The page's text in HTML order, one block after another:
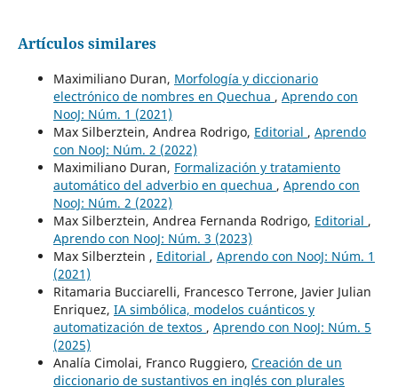
Artículos similares
Maximiliano Duran, Morfología y diccionario
electrónico de nombres en Quechua , Aprendo con
NooJ: Núm. 1 (2021)
Max Silberztein, Andrea Rodrigo, Editorial , Aprendo
con NooJ: Núm. 2 (2022)
Maximiliano Duran, Formalización y tratamiento
automático del adverbio en quechua , Aprendo con
NooJ: Núm. 2 (2022)
Max Silberztein, Andrea Fernanda Rodrigo, Editorial ,
Aprendo con NooJ: Núm. 3 (2023)
Max Silberztein , Editorial , Aprendo con NooJ: Núm. 1
(2021)
Ritamaria Bucciarelli, Francesco Terrone, Javier Julian
Enriquez, IA simbólica, modelos cuánticos y
automatización de textos , Aprendo con NooJ: Núm. 5
(2025)
Analía Cimolai, Franco Ruggiero, Creación de un
diccionario de sustantivos en inglés con plurales